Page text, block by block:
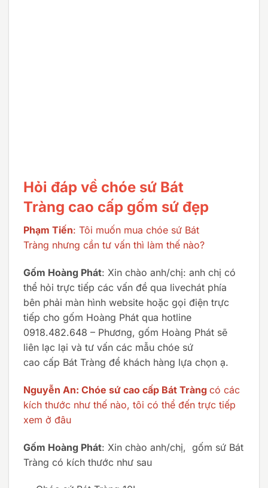
Hỏi đáp về chóe sứ Bát
Tràng cao cấp gốm sứ đẹp
Phạm Tiến: Tôi muốn mua chóe sứ Bát
Tràng nhưng cần tư vấn thì làm thế nào?
Gốm Hoàng Phát: Xin chào anh/chị: anh chị có
thể hỏi trực tiếp các vấn đề qua livechát phía
bên phải màn hình website hoặc gọi điện trực
tiếp cho gốm Hoàng Phát qua hotline
0918.482.648 – Phương, gốm Hoàng Phát sẽ
liên lạc lại và tư vấn các mẫu chóe sứ
cao cấp Bát Tràng để khách hàng lựa chọn ạ.
Nguyễn An: Chóe sứ cao cấp Bát Tràng có các
kích thước như thế nào, tôi có thể đến trực tiếp
xem ở đâu
Gốm Hoàng Phát: Xin chào anh/chị, gốm sứ Bát
Tràng có kích thước như sau